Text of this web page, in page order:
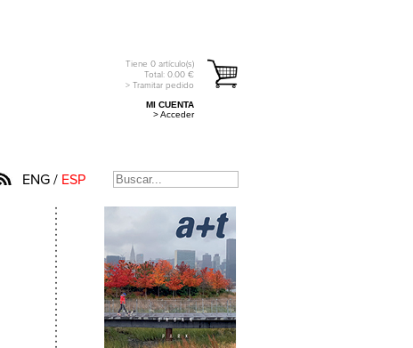
Tiene 0 artículo(s)
Total: 0.00 €
> Tramitar pedido
MI CUENTA
> Acceder
ENG / ESP